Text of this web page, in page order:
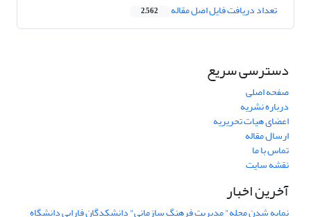
تعداد دریافت فایل اصل مقاله 2,562
دسترسی سریع
صفحه اصلی
درباره نشریه
اعضای هیات تحریریه
ارسال مقاله
تماس با ما
نقشه سایت
آخرین اخبار
نمایه شدن مجله" مدیریت فرهنگ سازمانی" دانشکدگان فارابی دانشگاه